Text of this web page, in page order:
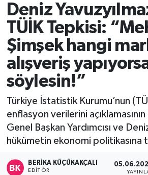
Deniz
TÜİK Tepkisi:
Şimşek hangi
alışveriş
söylesin!”
Türkiye İstatistik Kurumu’nun
enflasyon verilerini
Genel Başkan Yardımcısı ve
hükümetin ekonomi
BERIKA KÜÇÜKAKÇALI
EDITÖR
Alaplı
Asayiş
Bartın
Karabük
Devrek
Tüm Manşetler
Son Dakika Haberleri
Haber Arşivi